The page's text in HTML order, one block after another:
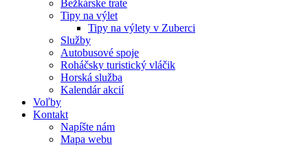
Bežkárske trate
Tipy na výlet
Tipy na výlety v Zuberci
Služby
Autobusové spoje
Roháčsky turistický vláčik
Horská služba
Kalendár akcií
Voľby
Kontakt
Napíšte nám
Mapa webu